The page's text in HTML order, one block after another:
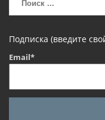
Подписка (введите
Email*